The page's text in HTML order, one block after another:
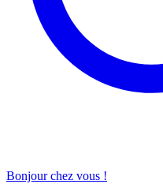
Bonjour chez vous !